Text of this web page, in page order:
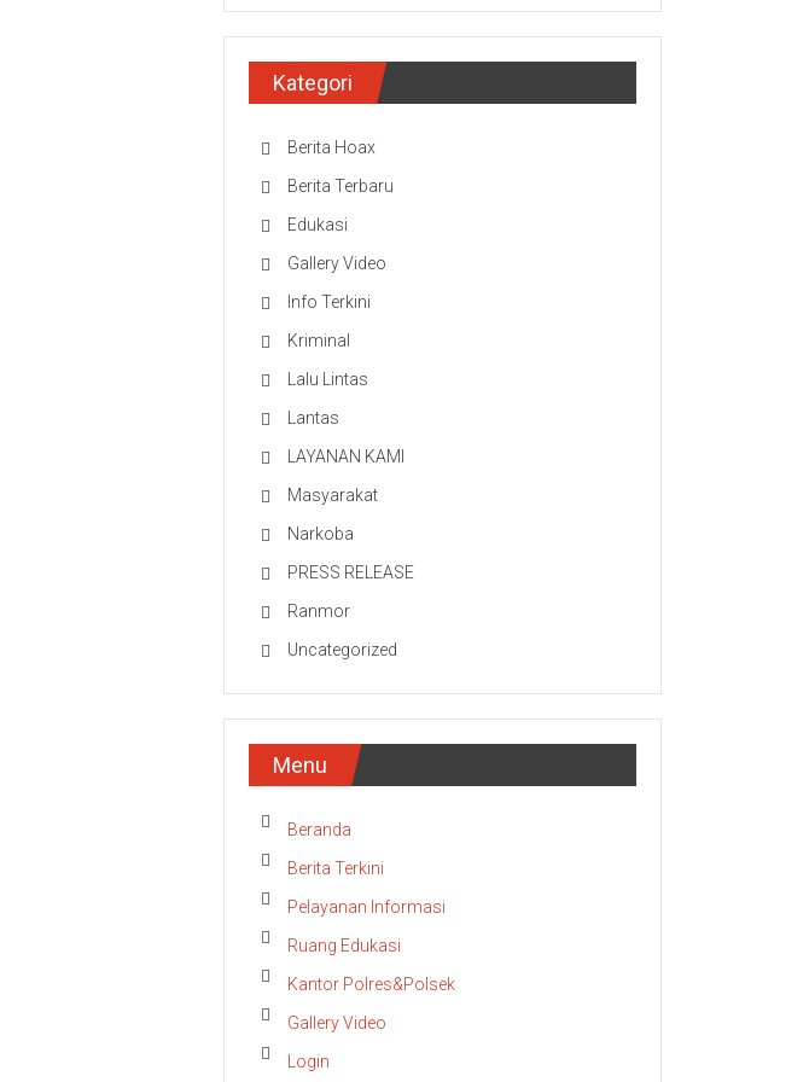
Kategori
Berita Hoax
Berita Terbaru
Edukasi
Gallery Video
Info Terkini
Kriminal
Lalu Lintas
Lantas
LAYANAN KAMI
Masyarakat
Narkoba
PRESS RELEASE
Ranmor
Uncategorized
Menu
Beranda
Berita Terkini
Pelayanan Informasi
Ruang Edukasi
Kantor Polres&Polsek
Gallery Video
Login